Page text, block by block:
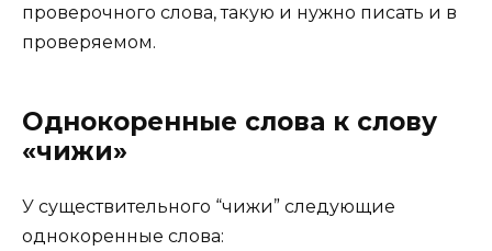
проверочного слова, такую и нужно писать и в
проверяемом.
Однокоренные слова к слову
«чижи»
У существительного “чижи” следующие
однокоренные слова: